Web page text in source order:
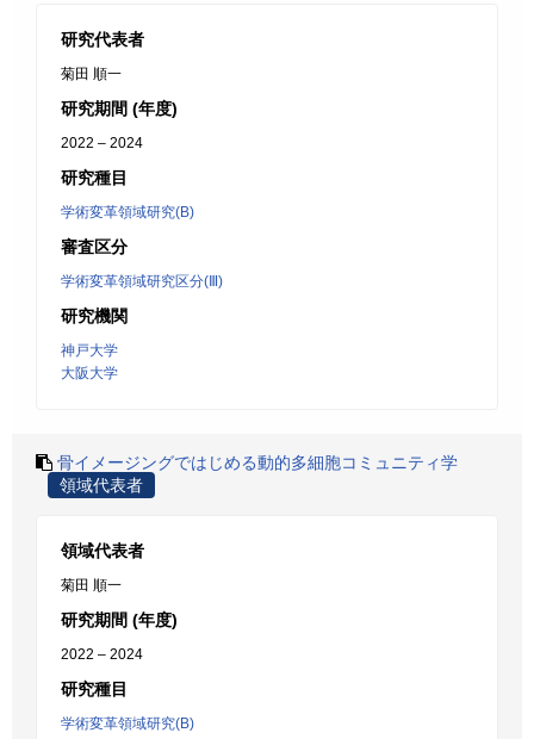
研究代表者
菊田 順一
研究期間 (年度)
2022 – 2024
研究種目
学術変革領域研究(B)
審査区分
学術変革領域研究区分(Ⅲ)
研究機関
神戸大学
大阪大学
骨イメージングではじめる動的多細胞コミュニティ学
領域代表者
領域代表者
菊田 順一
研究期間 (年度)
2022 – 2024
研究種目
学術変革領域研究(B)